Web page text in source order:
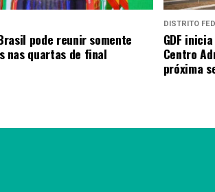
pode reunir somente
nas quartas de final
DISTRITO
GDF
Centro
próxima